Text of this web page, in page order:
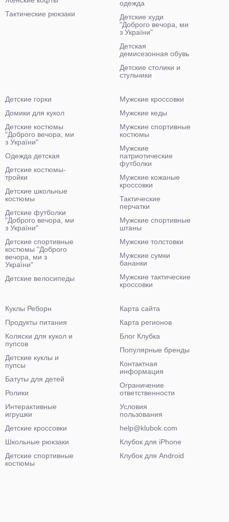
Тактические рюкзаки
одежда
Детские худи
"Доброго вечора, ми
з України"
Детская
демисезонная обувь
Детские столики и
стульчики
Детские горки
Домики для кукол
Детские костюмы
"Доброго вечора, ми
з України"
Одежда детская
Детские костюмы-
тройки
Детские школьные
костюмы
Детские футболки
"Доброго вечора, ми
з України"
Детские спортивные
костюмы "Доброго
вечора, ми з
України"
Детские велосипеды
Мужские кроссовки
Мужские кеды
Мужские спортивные
костюмы
Мужские
патриотические
футболки
Мужские кожаные
кроссовки
Тактические
перчатки
Мужские спортивные
штаны
Мужские толстовки
Мужские сумки
бананки
Мужские тактические
кроссовки
Куклы Реборн
Продукты питания
Коляски для кукол и
пупсов
Детские куклы и
пупсы
Батуты для детей
Ролики
Интерактивные
игрушки
Детские кроссовки
Школьные рюкзаки
Детские спортивные
костюмы
Карта сайта
Карта регионов
Блог Клубка
Популярные бренды
Контактная
информация
Ограничение
ответственности
Условия
пользования
help@klubok.com
Клубок для iPhone
Клубок для Android